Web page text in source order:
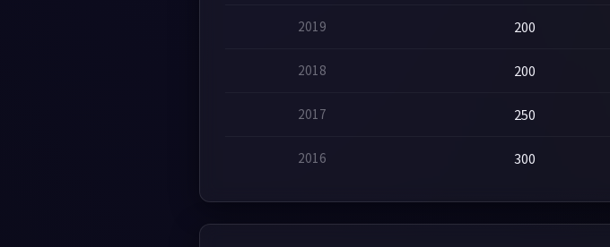
2019 200
2018 200
2017 250
2016 300